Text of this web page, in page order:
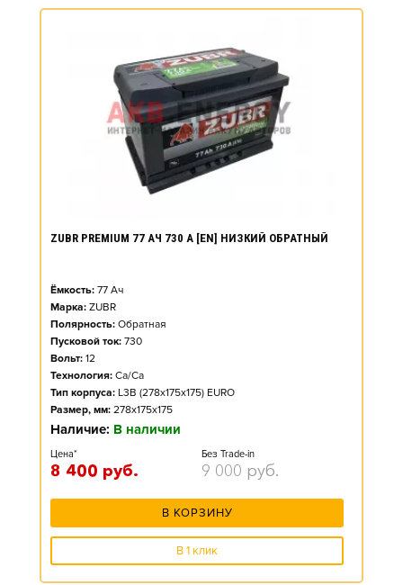
ZUBR PREMIUM 77 АЧ 730 А [EN] НИЗКИЙ ОБРАТНЫЙ
Ёмкость: 77 Ач
Марка: ZUBR
Полярность: Обратная
Пусковой ток: 730
Вольт: 12
Технология: Ca/Ca
Тип корпуса: L3B (278x175x175) EURO
Размер, мм: 278x175x175
Наличие: В наличии
Цена*
8 400 руб.
Без Trade-in
9 000 руб.
В КОРЗИНУ
В 1 клик